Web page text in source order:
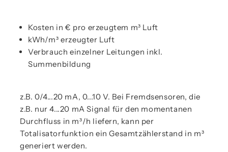
Kosten in € pro erzeugtem m³ Luft
kWh/m³ erzeugter Luft
Verbrauch einzelner Leitungen inkl.
Summenbildung
z.B. 0/4...20 mA, 0...10 V. Bei Fremdsensoren, die
z.B. nur 4...20 mA Signal für den momentanen
Durchfluss in m³/h liefern, kann per
Totalisatorfunktion ein Gesamtzählerstand in m³
generiert werden.